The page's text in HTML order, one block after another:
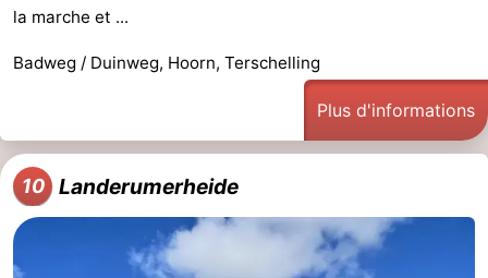
la marche et ...
Badweg / Duinweg, Hoorn, Terschelling
Plus d'informations
10 Landerumerheide